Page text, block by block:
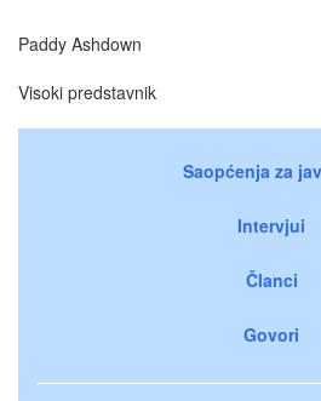
Paddy Ashdown
Visoki predstavnik
Saopćenja za
Intervjui
Članci
Govori